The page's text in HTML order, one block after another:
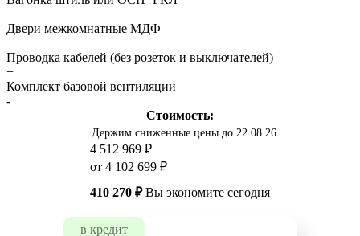
+
Двери межкомнатные МДФ
+
Проводка кабелей (без розеток и выключателей)
+
Комплект базовой вентиляции
-
Стоимость:
Держим сниженные цены до 22.08.26
4 512 969 ₽
от 4 102 699 ₽
410 270 ₽Вы экономите сегодня
в кредит